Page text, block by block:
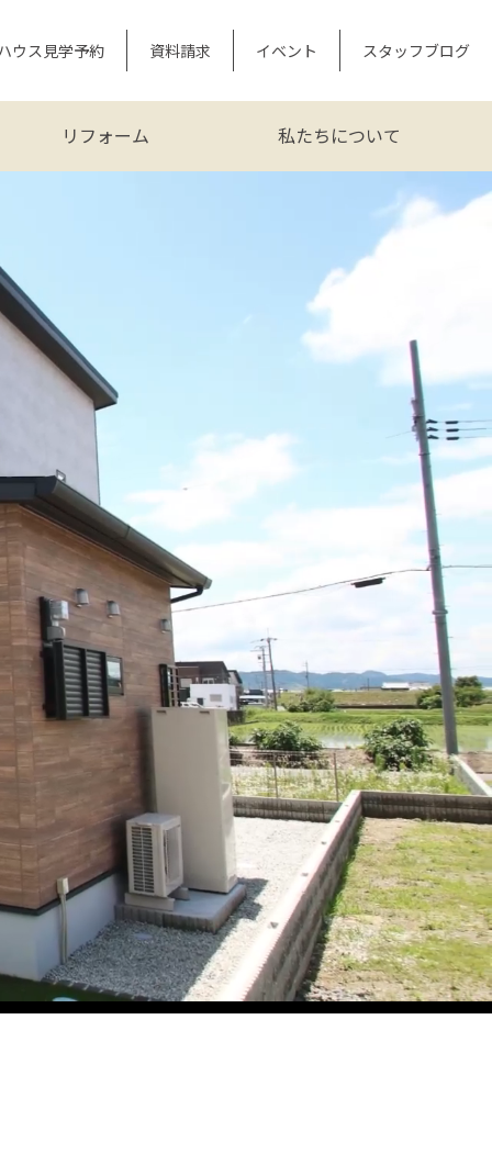
ウス見学予約 資料請求 イベント スタッフブログ
リフォーム 私たちについて